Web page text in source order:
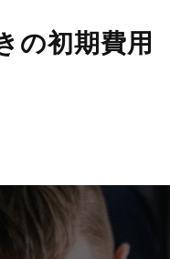
の初期費用